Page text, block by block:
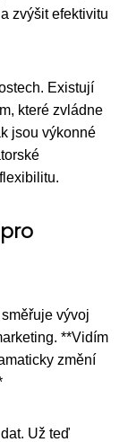
zvýšit efektivitu
Existují
které zvládne
jsou výkonné
vývoj
**Vidím
změní
Už teď